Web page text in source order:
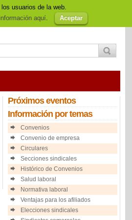
Legal Política de cookies Afiliación
Próximoseventos
Información por temas
Convenios
Convenio de empresa
Circulares
Secciones sindicales
Histórico de Convenios
Salud laboral
Normativa laboral
Ventajas para los afiliados
Elecciones sindicales
usuarios de la web.
aquí. Aceptar